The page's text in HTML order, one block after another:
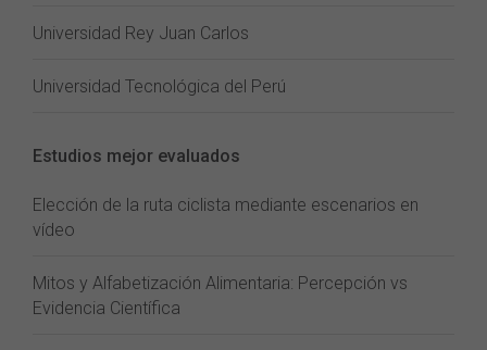
Universidad Rey Juan Carlos
Universidad Tecnológica del Perú
Estudios mejor evaluados
Elección de la ruta ciclista mediante escenarios en
vídeo
Mitos y Alfabetización Alimentaria: Percepción vs
Evidencia Científica